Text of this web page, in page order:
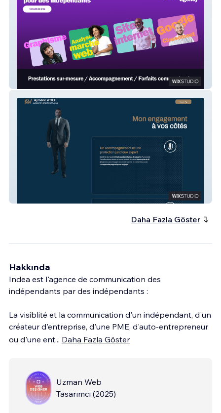
Indea.agency
Daha Fazla Göster
Hakkında
Indea est l'agence de communication des
indépendants par des indépendants :
La visiblité et la communication d'un indépendant, d'un
créateur d'entreprise, d'une PME, d'auto-entrepreneur
ou d'une ent... Daha Fazla Göster
Uzman Web
Tasarımcı (2025)